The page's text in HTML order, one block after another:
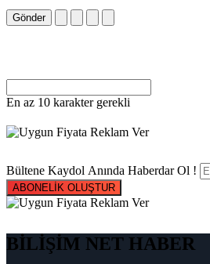
Gönder
En az 10 karakter gerekli
Bültene Kaydol Anında Haberdar Ol !
ABONELİK OLUŞTUR
BİLİŞİM NET HABER